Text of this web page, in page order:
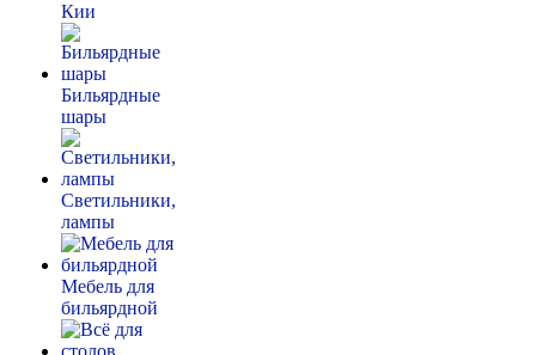
Кии
Бильярдные
шары
Светильники,
лампы
Мебель для
бильярдной